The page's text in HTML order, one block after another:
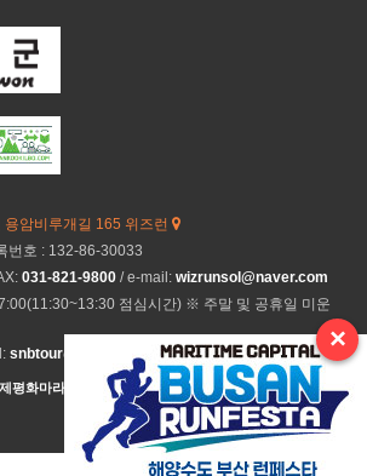
암비루개길 165 위즈런
번호 : 132-86-30033
031-821-9800 / e-mail: wizrunsol@naver.com
점심시간) ※ 주말 및 공휴일 미운
snbtour@naver.com
평화마라톤 All Rights Reseved.
×